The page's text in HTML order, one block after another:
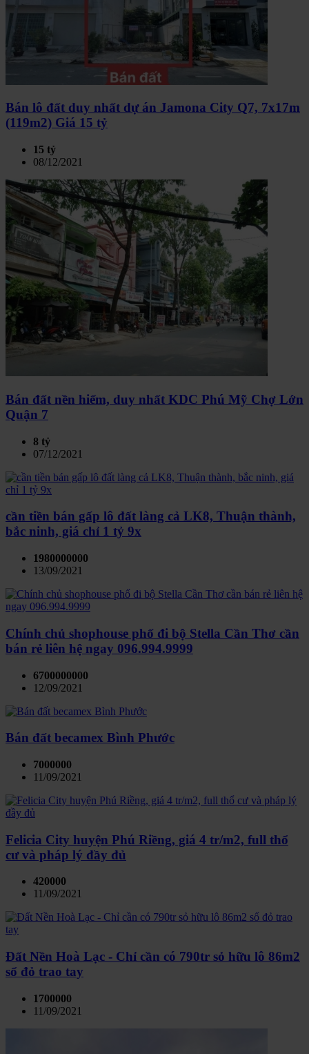
Bán lô đất duy nhất dự án Jamona City Q7, 7x17m
(119m2) Giá 15 tỷ
15 tỷ
08/12/2021
Bán đất nền hiếm, duy nhất KDC Phú Mỹ Chợ Lớn
Quận 7
8 tỷ
07/12/2021
cần tiền bán gấp lô đất làng cả LK8, Thuận thành,
bắc ninh, giá chỉ 1 tỷ 9x
1980000000
13/09/2021
Chính chủ shophouse phố đi bộ Stella Cần Thơ cần
bán rẻ liên hệ ngay 096.994.9999
6700000000
12/09/2021
Bán đất becamex Bình Phước
7000000
11/09/2021
Felicia City huyện Phú Riềng, giá 4 tr/m2, full thổ
cư và pháp lý đầy đủ
420000
11/09/2021
Đất Nền Hoà Lạc - Chỉ cần có 790tr sỏ hữu lô 86m2
sổ đỏ trao tay
1700000
11/09/2021